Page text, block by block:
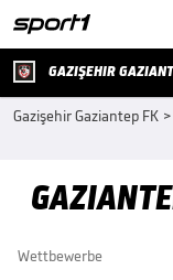
GAZIŞEHIR
Gazişehir Gaziantep FK >
Wettbewerbe